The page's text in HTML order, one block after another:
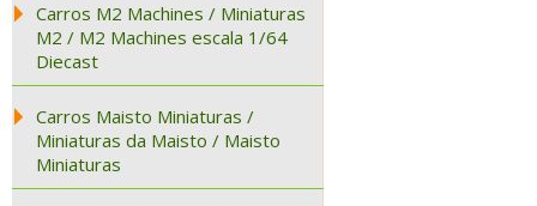
Carros M2 Machines / Miniaturas
M2 / M2 Machines escala 1/64
Diecast
Carros Maisto Miniaturas /
Miniaturas da Maisto / Maisto
Miniaturas